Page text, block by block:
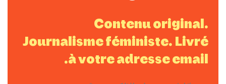
Contenu original.
Journalisme féministe. Livré
à votre adresse email.